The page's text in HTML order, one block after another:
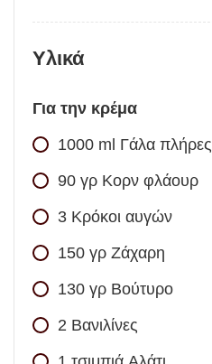
Υλικά
Για την κρέμα
1000 ml Γάλα πλήρες
90 γρ Κορν φλάουρ
3 Κρόκοι αυγών
150 γρ Ζάχαρη
130 γρ Βούτυρο
2 Βανιλίνες